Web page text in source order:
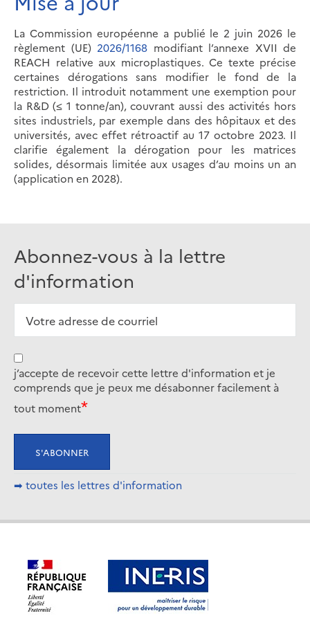
La Commission européenne a publié le 2 juin 2026 le
règlement (UE) 2026/1168 modifiant l’annexe XVII de
REACH relative aux microplastiques. Ce texte précise
certaines dérogations sans modifier le fond de la
restriction. Il introduit notamment une exemption pour
la R&D (≤ 1 tonne/an), couvrant aussi des activités hors
sites industriels, par exemple dans des hôpitaux et des
universités, avec effet rétroactif au 17 octobre 2023. Il
clarifie également la dérogation pour les matrices
solides, désormais limitée aux usages d’au moins un an
(application en 2028).
Abonnez-vous à la lettre
d'information
j’accepte de recevoir cette lettre d'information et je
comprends que je peux me désabonner facilement à
tout moment
➡ toutes les lettres d'information